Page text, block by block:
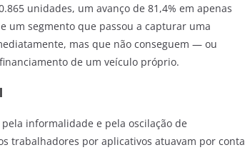
unidades, um avanço de 81,4% em apenas
um segmento que passou a capturar uma
mas que não conseguem — ou
de um veículo próprio.
informalidade e pela oscilação de
trabalhadores por aplicativos atuavam por conta